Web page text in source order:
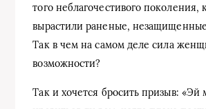
того неблагочестивого поколения,
вырастили раненые,
Так в чем на самом деле сила
возможности?
Так и хочется бросить призыв: